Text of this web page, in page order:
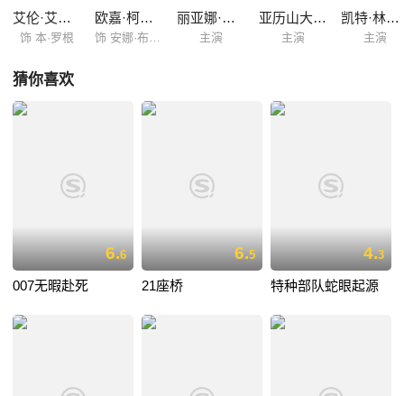
艾伦·艾克哈特
饰 本·罗根
欧嘉·柯瑞兰寇
饰 安娜·布兰特
丽亚娜·莱伯拉托
主演
亚历山大·费林
主演
凯特·林德尔
主演
猜你喜欢
6.6
007无暇赴死
6.5
21座桥
4.3
特种部队蛇眼起源